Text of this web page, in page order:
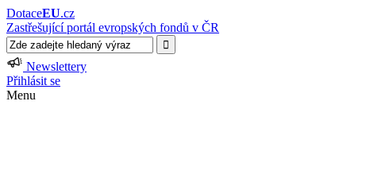
DotaceEU.cz
Zastřešující portál evropských fondů v ČR
Newslettery
Přihlásit se
Menu